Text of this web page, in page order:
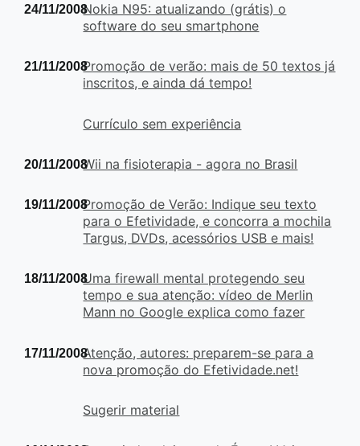
Nokia N95: atualizando (grátis) o
software do seu smartphone
24/11/2008
Promoção de verão: mais de 50 textos já
inscritos, e ainda dá tempo!
21/11/2008
Currículo sem experiência
Wii na fisioterapia - agora no Brasil
20/11/2008
Promoção de Verão: Indique seu texto
para o Efetividade, e concorra a mochila
Targus, DVDs, acessórios USB e mais!
19/11/2008
Uma firewall mental protegendo seu
tempo e sua atenção: vídeo de Merlin
Mann no Google explica como fazer
18/11/2008
Atenção, autores: preparem-se para a
nova promoção do Efetividade.net!
17/11/2008
Sugerir material